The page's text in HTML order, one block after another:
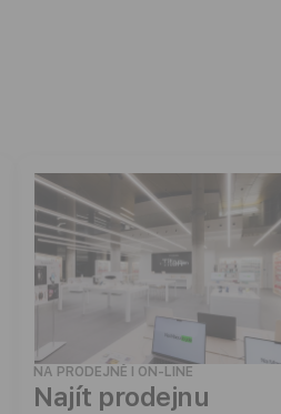
NA PRODEJNĚ I ON-LINE
Najít prodejnu